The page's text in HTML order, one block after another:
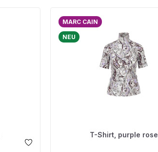
MARC CAIN
NEU
T-Shirt, purple rose